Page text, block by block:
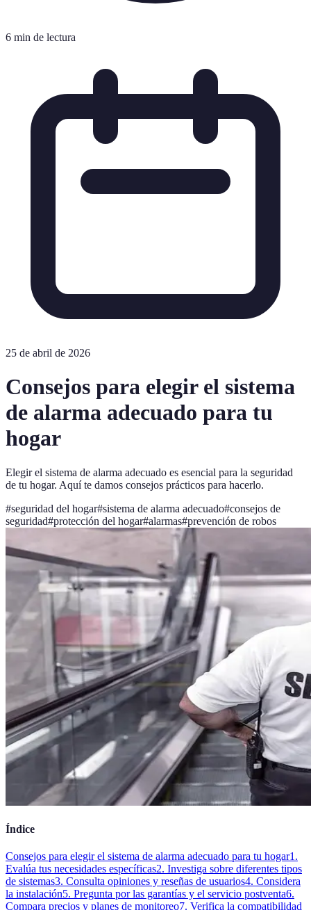
6 min de lectura
25 de abril de 2026
Consejos para elegir el sistema
de alarma adecuado para tu
hogar
Elegir el sistema de alarma adecuado es esencial para la seguridad
de tu hogar. Aquí te damos consejos prácticos para hacerlo.
#seguridad del hogar#sistema de alarma adecuado#consejos de
seguridad#protección del hogar#alarmas#prevención de robos
Índice
Consejos para elegir el sistema de alarma adecuado para tu hogar1.
Evalúa tus necesidades específicas2. Investiga sobre diferentes tipos
de sistemas3. Consulta opiniones y reseñas de usuarios4. Considera
la instalación5. Pregunta por las garantías y el servicio postventa6.
Compara precios y planes de monitoreo7. Verifica la compatibilidad